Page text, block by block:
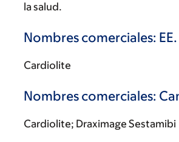
la salud.
Nombres comerciales: EE.
Cardiolite
Nombres comerciales:
Cardiolite; Draximage Sestamibi